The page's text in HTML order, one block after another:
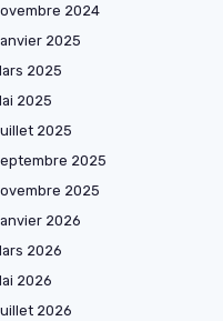
2024
2025
2025
2025
2025
2025
2025
2026
2026
2026
2026